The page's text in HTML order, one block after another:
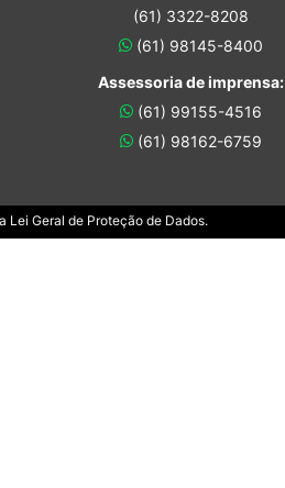
(61) 3322-8208
(61) 98145-8400
Assessoria de imprensa:
(61) 99155-4516
(61) 98162-6759
Lei Geral de Proteção de Dados.